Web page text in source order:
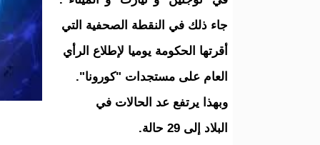
جاء ذلك في النقطة الصحفية التي
أقرتها الحكومة يوميا لإطلاع الرأي
العام على مستجدات "كورونا".
وبهذا يرتفع عد الحالات في
البلاد إلى 29 حالة.